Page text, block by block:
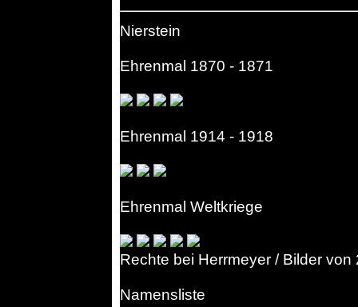
Nierstein
Ehrenmal 1870 - 1871
Ehrenmal 1914 - 1918
Ehrenmal Weltkriege
Rechte bei Herrmeyer / Bilder
Namensliste